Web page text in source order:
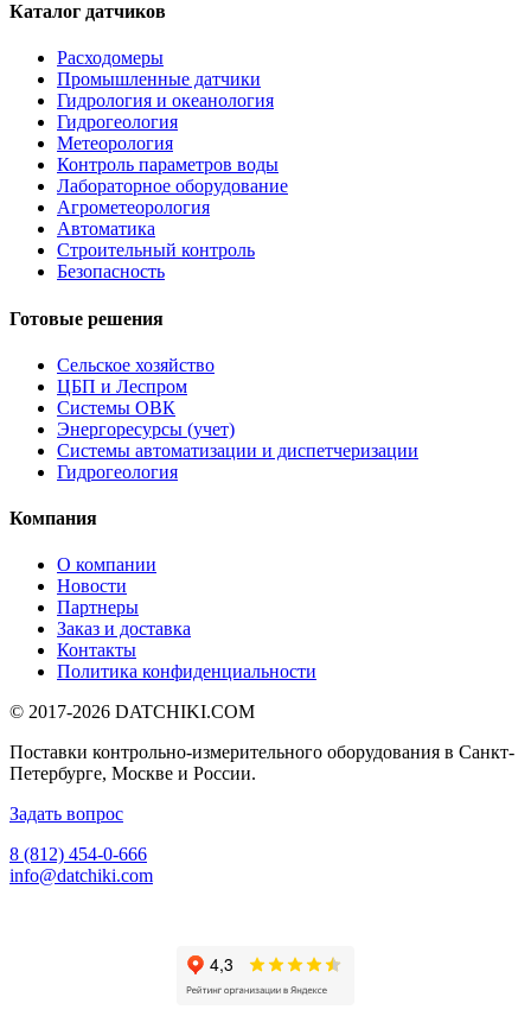
Каталог датчиков
Расходомеры
Промышленные датчики
Гидрология и океанология
Гидрогеология
Метеорология
Контроль параметров воды
Лабораторное оборудование
Агрометеорология
Автоматика
Строительный контроль
Безопасность
Готовые решения
Сельское хозяйство
ЦБП и Леспром
Системы ОВК
Энергоресурсы (учет)
Системы автоматизации и диспетчеризации
Гидрогеология
Компания
О компании
Новости
Партнеры
Заказ и доставка
Контакты
Политика конфиденциальности
© 2017-2026 DATCHIKI.COM
Поставки контрольно-измерительного оборудования в Санкт-
Петербурге, Москве и России.
Задать вопрос
8 (812) 454-0-666
info@datchiki.com